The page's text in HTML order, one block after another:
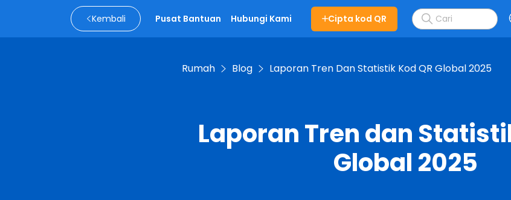
Kembali Pusat Bantuan Hubungi Kami Cipta kod QR
Rumah Blog Laporan Tren Dan Statistik Kod QR Global 2025
Laporan Tren dan
Global 2025